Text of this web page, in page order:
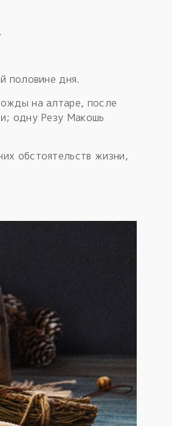
половине дня.
на алтаре, после
одну Резу Макошь
обстоятельств жизни,